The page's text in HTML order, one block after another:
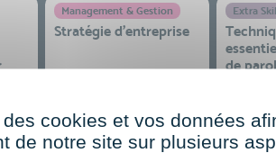
Management & Gestion
Stratégie d’entreprise
Extra
de
cookies et vos données
de notre site sur plusieurs